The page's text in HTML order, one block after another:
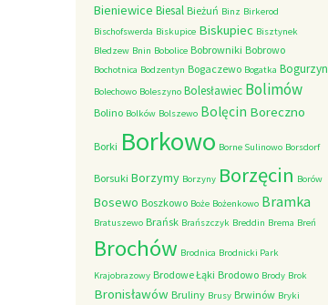
Bieniewice Biesal Bieżuń Binz Birkerod
Bischofswerda Biskupice Biskupiec Bisztynek
Bledzew Bnin Bobolice Bobrowniki Bobrowo
Bochotnica Bodzentyn Bogaczewo Bogatka Bogurzyn
Bolechowo Boleszyno Bolesławiec Bolimów
Bolino Bolków Bolszewo Bolęcin Boreczno
Borki Borkowo Borne Sulinowo Borsdorf
Borsuki Borzymy Borzyny Borzęcin Borów
Bosewo Boszkowo Boże Bożenkowo Bramka
Bratuszewo Brańsk Brańszczyk Breddin Brema Breń
Brochów Brodnica Brodnicki Park
Krajobrazowy Brodowe Łąki Brodowo Brody Brok
Bronisławów Bruliny Brusy Brwinów Bryki